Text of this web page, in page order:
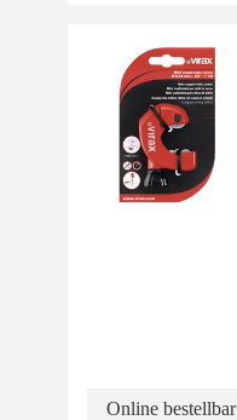
Online bestellbar